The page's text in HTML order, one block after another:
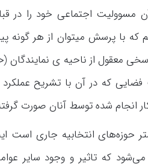
مسوولیت اجتماعی خود را در
که با پرسش میتوان از هر
معقول از ناحیه ی نمایندگان
که در آن با تشریح عملکرد
انجام شده توسط آنان صورت
حوزه‌های انتخابیه جاری است
می‌شود که تاثیر و وجود سایر